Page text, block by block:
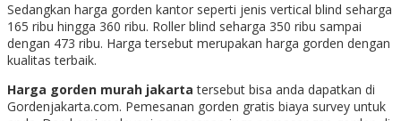
Sedangkan harga gorden kantor seperti jenis vertical blind seharga
165 ribu hingga 360 ribu. Roller blind seharga 350 ribu sampai
dengan 473 ribu. Harga tersebut merupakan harga gorden dengan
kualitas terbaik.
Harga gorden murah jakarta tersebut bisa anda dapatkan di
Gordenjakarta.com. Pemesanan gorden gratis biaya survey untuk